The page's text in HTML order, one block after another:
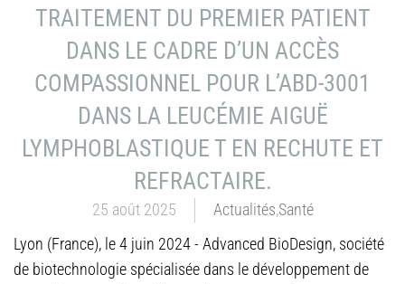
TRAITEMENT DU PREMIER PATIENT
DANS LE CADRE D’UN ACCÈS
COMPASSIONNEL POUR L’ABD-3001
DANS LA LEUCÉMIE AIGUË
LYMPHOBLASTIQUE T EN RECHUTE ET
REFRACTAIRE.
25 août 2025 Actualités,Santé
Lyon (France), le 4 juin 2024 - Advanced BioDesign, société
de biotechnologie spécialisée dans le développement de